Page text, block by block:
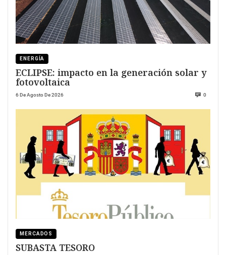
ENERGÍA
ECLIPSE: impacto en la generación solar y
fotovoltaica
6 De Agosto De 2026 0
MERCADOS
SUBASTA TESORO